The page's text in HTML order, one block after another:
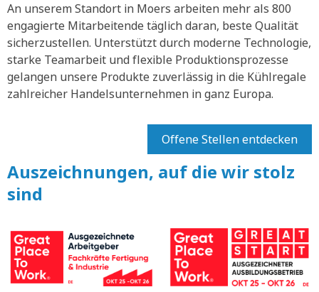
An unserem Standort in Moers arbeiten mehr als 800
engagierte Mitarbeitende täglich daran, beste Qualität
sicherzustellen. Unterstützt durch moderne Technologie,
starke Teamarbeit und flexible Produktionsprozesse
gelangen unsere Produkte zuverlässig in die Kühlregale
zahlreicher Handelsunternehmen in ganz Europa.
Offene Stellen entdecken
Auszeichnungen, auf die wir stolz
sind